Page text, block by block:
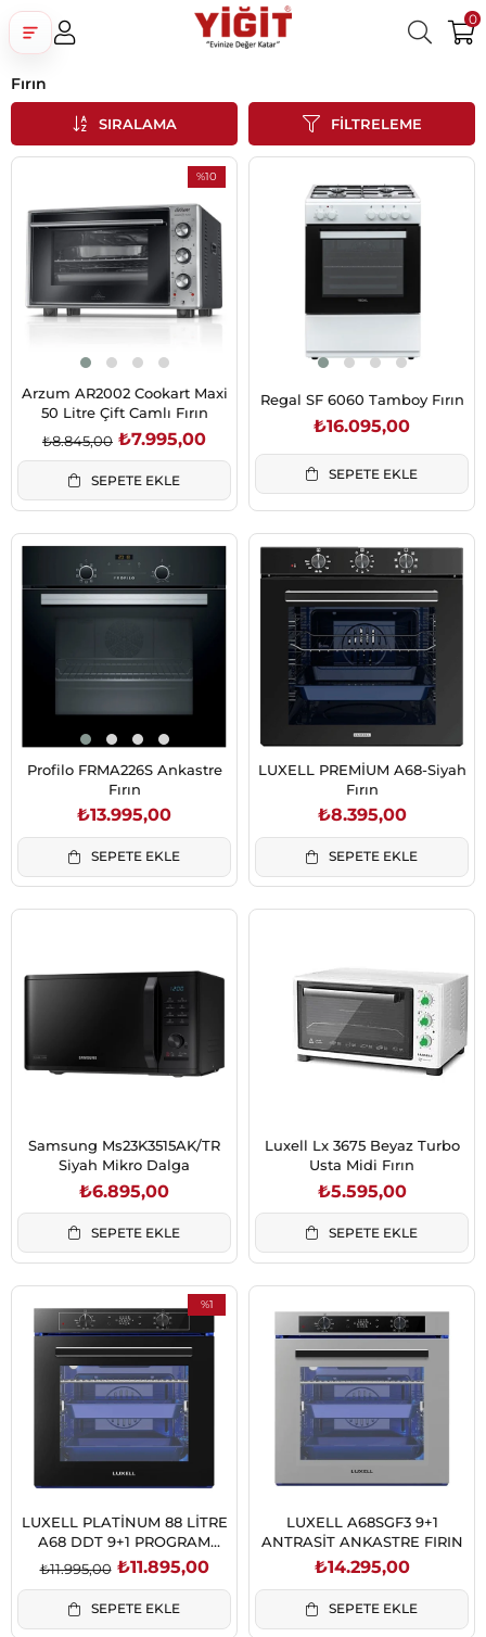
0
Google İle Bağlan
Fırın
FILTRELEME
SIRALAMA
%10
%10İndirim
Arzum AR2002 Cookart Maxi
50 Litre Çift Camlı Fırın
₺7.995,00
₺8.845,00
SEPETE EKLE
Regal SF 6060 Tamboy Fırın
₺16.095,00
SEPETE EKLE
Profilo FRMA226S Ankastre
Fırın
₺13.995,00
SEPETE EKLE
LUXELL PREMİUM A68-Siyah
Fırın
₺8.395,00
SEPETE EKLE
Samsung Ms23K3515AK/TR
Siyah Mikro Dalga
₺6.895,00
SEPETE EKLE
Luxell Lx 3675 Beyaz Turbo
Usta Midi Fırın
₺5.595,00
SEPETE EKLE
%1
İndirim
%1İndirim
LUXELL PLATİNUM 88 LİTRE
A68 DDT 9+1 PROGRAM
SİYAH FIRIN
₺11.895,00
₺11.995,00
SEPETE EKLE
LUXELL A68SGF3 9+1
ANTRASİT ANKASTRE FIRIN
₺14.295,00
SEPETE EKLE